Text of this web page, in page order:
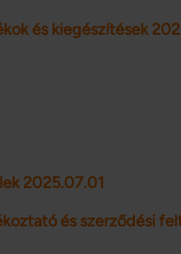
és kiegészítések
2025.07.01
és szerződési